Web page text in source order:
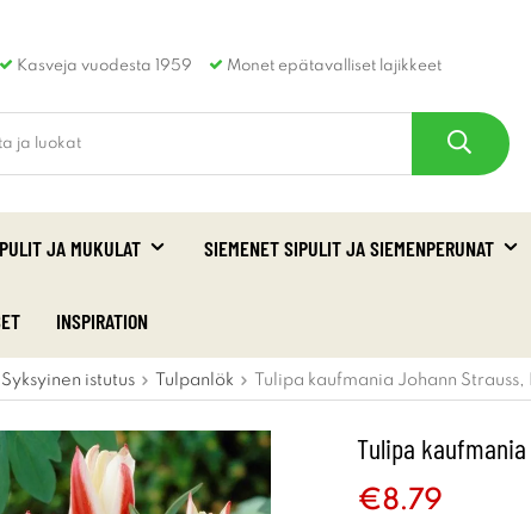
Kasveja vuodesta 1959 Monet epätavalliset lajikkeet
JA MUKULAT SIEMENET SIPULIT JA SIEMENPERUNAT
INSPIRATION
Syksyinen istutus Tulpanlök Tulipa kaufmania Johann
Tulipa
€8.79